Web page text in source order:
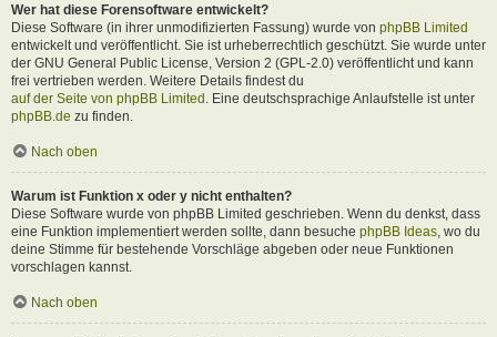
Wer hat diese Forensoftware entwickelt?
Diese Software (in ihrer unmodifizierten Fassung) wurde von phpBB Limited
entwickelt und veröffentlicht. Sie ist urheberrechtlich geschützt. Sie wurde unter
der GNU General Public License, Version 2 (GPL-2.0) veröffentlicht und kann
frei vertrieben werden. Weitere Details findest du
auf der Seite von phpBB Limited . Eine deutschsprachige Anlaufstelle ist unter
phpBB.de zu finden.
Nach oben
Warum ist Funktion x oder y nicht enthalten?
Diese Software wurde von phpBB Limited geschrieben. Wenn du denkst, dass
eine Funktion implementiert werden sollte, dann besuche phpBB Ideas , wo du
deine Stimme für bestehende Vorschläge abgeben oder neue Funktionen
vorschlagen kannst.
Nach oben